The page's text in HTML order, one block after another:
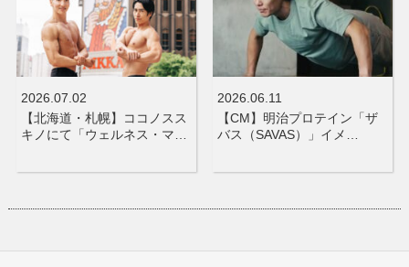
2026.07.02
【北海道・札幌】ココノスス
キノにて「ウェルネス・マ…
2026.06.11
【CM】明治プロテイン「ザ
バス（SAVAS）」イメ…